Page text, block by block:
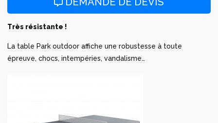
Très résistante !
La table Park outdoor affiche une robustesse à toute
épreuve, chocs, intempéries, vandalisme…